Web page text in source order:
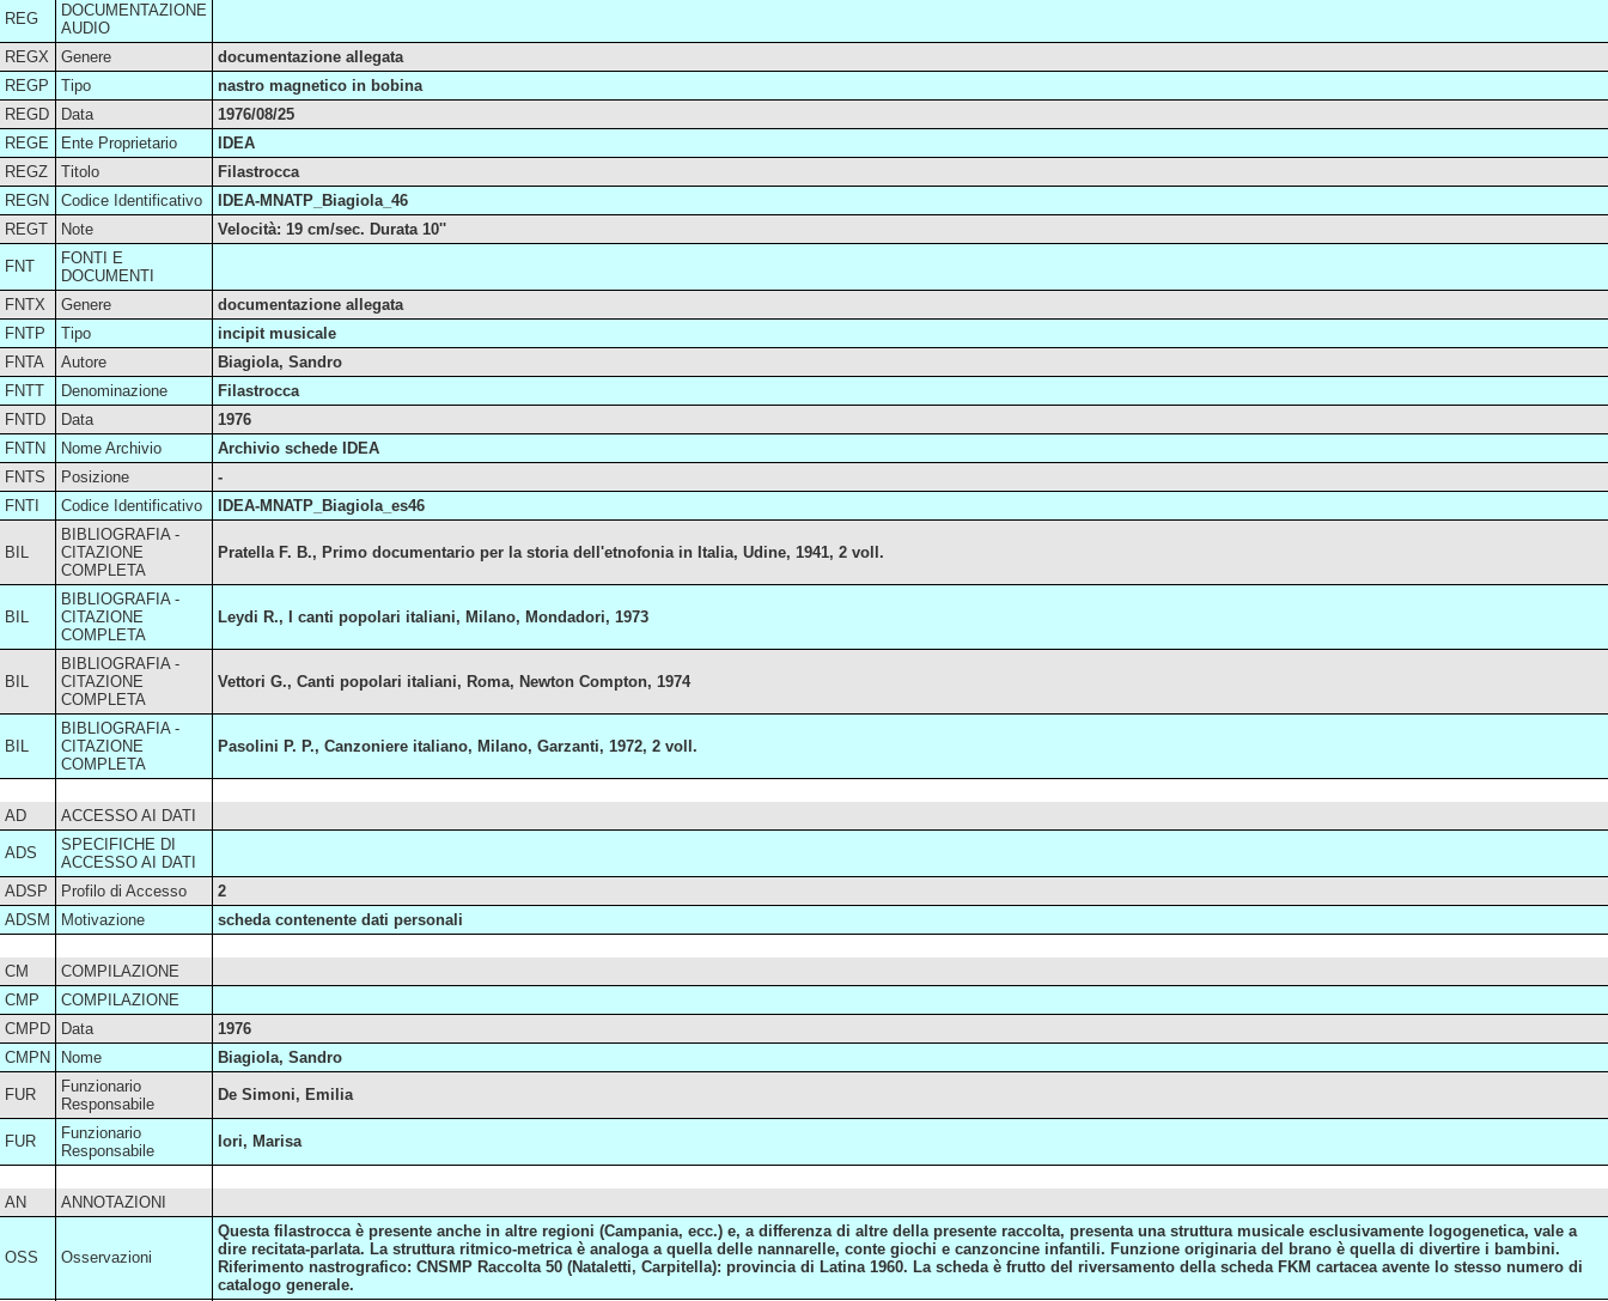
REG
DOCUMENTAZIONE
AUDIO
REGX
Genere
documentazione allegata
REGP
Tipo
nastro magnetico in bobina
REGD
Data
1976/08/25
REGE
Ente Proprietario
IDEA
REGZ
Titolo
Filastrocca
REGN
Codice Identificativo
IDEA-MNATP_Biagiola_46
REGT
Note Velocità: 19 cm/sec. Durata 10''
FNT
FONTI E
DOCUMENTI
FNTX
Genere
documentazione allegata
FNTP
Tipo
incipit musicale
FNTA
Autore
Biagiola, Sandro
FNTT
Denominazione
Filastrocca
FNTD
Data
1976
FNTN
Nome Archivio
Archivio schede IDEA
FNTS
Posizione
-
FNTI
Codice Identificativo IDEA-MNATP_Biagiola_es46
BIL
BIBLIOGRAFIA -
CITAZIONE
COMPLETA
Pratella F. B., Primo documentario per la storia dell'etnofonia in Italia, Udine, 1941, 2 voll.
BIL
BIBLIOGRAFIA -
CITAZIONE
COMPLETA
Leydi R., I canti popolari italiani, Milano, Mondadori, 1973
BIL
BIBLIOGRAFIA -
CITAZIONE
COMPLETA
Vettori G., Canti popolari italiani, Roma, Newton Compton, 1974
BIL
BIBLIOGRAFIA -
CITAZIONE
COMPLETA
Pasolini P. P., Canzoniere italiano, Milano, Garzanti, 1972, 2 voll.
AD ACCESSO AI DATI
ADS
SPECIFICHE DI
ACCESSO AI DATI
ADSP
Profilo di Accesso
2
ADSM
Motivazione scheda contenente dati personali
CM
COMPILAZIONE
CMP
COMPILAZIONE
CMPD
Data
1976
CMPN
Nome Biagiola, Sandro
FUR
Funzionario
Responsabile
De Simoni, Emilia
FUR
Funzionario
Responsabile
Iori, Marisa
AN ANNOTAZIONI
OSS Osservazioni
Questa filastrocca è presente anche in altre regioni (Campania, ecc.) e, a differenza di altre della presente raccolta, presenta una struttura musicale esclusivamente logogenetica, vale a
dire recitata-parlata. La struttura ritmico-metrica è analoga a quella delle nannarelle, conte giochi e canzoncine infantili. Funzione originaria del brano è quella di divertire i bambini.
Riferimento nastrografico: CNSMP Raccolta 50 (Nataletti, Carpitella): provincia di Latina 1960. La scheda è frutto del riversamento della scheda FKM cartacea avente lo stesso numero di
catalogo generale.